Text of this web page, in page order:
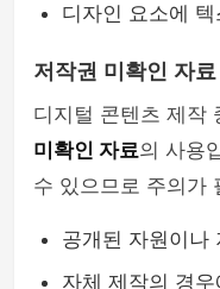
디자인 요소에
저작권 미확인 자
디지털 콘텐츠 제작
미확인 자료의 사용
수 있으므로 주의가
공개된 자원이나
자체 제작의 경